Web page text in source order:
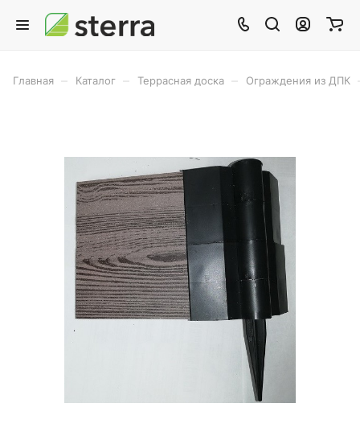
Главная Каталог Террасная доска Ограждения из ДПК